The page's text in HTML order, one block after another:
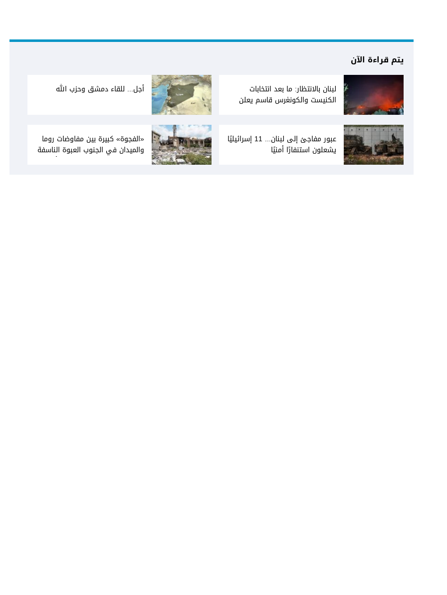
يتم قراءة الآن
لبنان بالانتظار: ما بعد انتخابات
الكنيست والكونغرس قاسم يعلن
أجل... للقاء دمشق وحزب الله
عبور مفاجئ إلى لبنان... 11 إسرائيليًا
يشعلون استنفارًا أمنيًا
«الفجوة» كبيرة بين مفاوضات روما
والميدان في الجنوب العبوة الناسفة
في مجدل زون «رسالة» في أكثر من